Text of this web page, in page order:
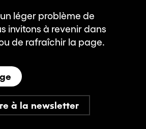
léger problème de
invitons à revenir dans
de rafraîchir la page.
à la newsletter